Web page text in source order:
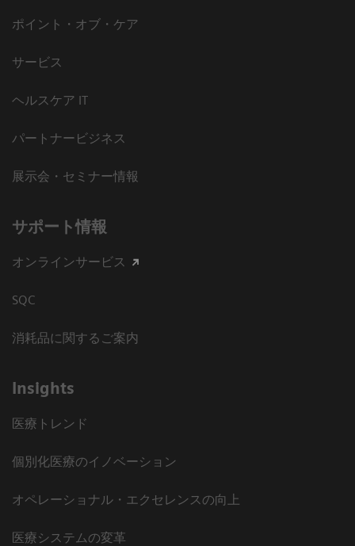
ポイント・オブ・ケア
サービス
ヘルスケア IT
パートナービジネス
展示会・セミナー情報
サポート情報
オンラインサービス
SQC
消耗品に関するご案内
Insights
医療トレンド
個別化医療のイノベーション
オペレーショナル・エクセレンスの向上
医療システムの変革